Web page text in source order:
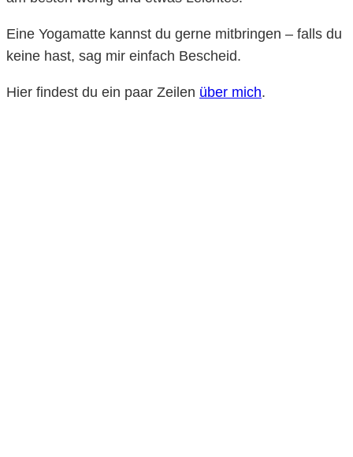
Eine Yogamatte kannst du gerne mitbringen – falls du
keine hast, sag mir einfach Bescheid.
Hier findest du ein paar Zeilen über mich.